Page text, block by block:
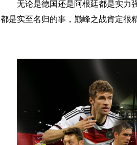
无论是德国还是阿根廷都是实力
都是实至名归的事，巅峰之战肯定很